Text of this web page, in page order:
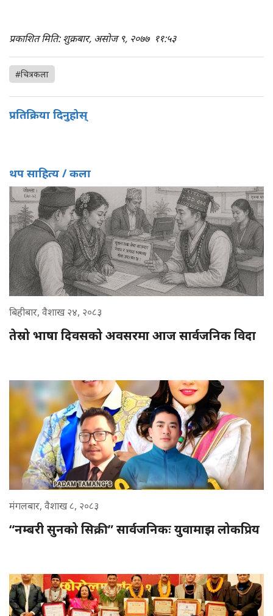
प्रकाशित मिति: शुक्रबार, असोज ९, २०७७ ११:५३
#चित्रकला
प्रतिक्रिया दिनुहोस्
थप साहित्य / कला
बिहीबार, वैशाख २४, २०८३
तेस्रो भाषा दिवसको अवसरमा आज सार्वजनिक विदा
मंगलबार, वैशाख ८, २०८३
“नम्बरी सुनको सिक्री” सार्वजनिकः युवामाझ लोकप्रिय